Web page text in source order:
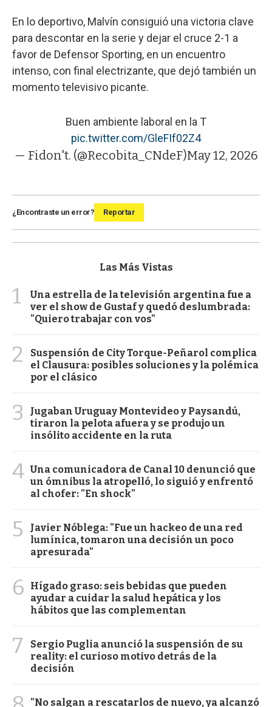
En lo deportivo, Malvín consiguió una victoria clave
para descontar en la serie y dejar el cruce 2-1 a
favor de Defensor Sporting, en un encuentro
intenso, con final electrizante, que dejó también un
momento televisivo picante.
Buen ambiente laboral en la T
pic.twitter.com/GleFIf02Z4
— Fidon't. (@Recobita_CNdeF)May 12, 2026
¿Encontraste un error? Reportar
Las Más Vistas
1
Una estrella de la televisión argentina fue a
ver el show de Gustaf y quedó deslumbrada:
"Quiero trabajar con vos"
2
Suspensión de City Torque-Peñarol complica
el Clausura: posibles soluciones y la polémica
por el clásico
3
Jugaban Uruguay Montevideo y Paysandú,
tiraron la pelota afuera y se produjo un
insólito accidente en la ruta
4 Una comunicadora de Canal 10 denunció que
un ómnibus la atropelló, lo siguió y enfrentó
al chofer: "En shock"
5
Javier Nóblega: "Fue un hackeo de una red
lumínica, tomaron una decisión un poco
apresurada"
6
Hígado graso: seis bebidas que pueden
ayudar a cuidar la salud hepática y los
hábitos que las complementan
7
Sergio Puglia anunció la suspensión de su
reality: el curioso motivo detrás de la
decisión
"No salgan a rescatarlos de nuevo, ya alcanzó